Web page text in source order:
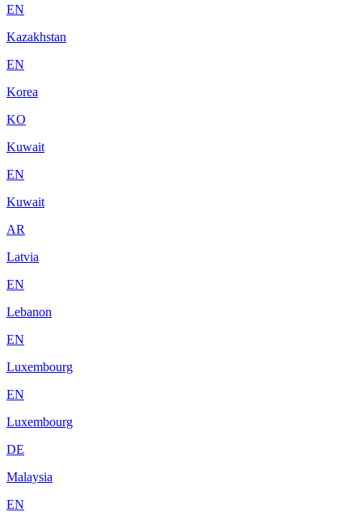
EN
Kazakhstan
EN
Korea
KO
Kuwait
EN
Kuwait
AR
Latvia
EN
Lebanon
EN
Luxembourg
EN
Luxembourg
DE
Malaysia
EN